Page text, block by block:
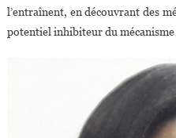
l’entraînent, en découvrant des
potentiel inhibiteur du